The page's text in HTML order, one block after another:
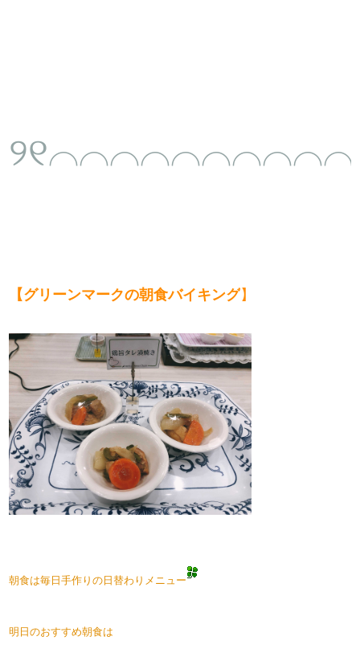
【グリーンマークの​​​朝食バイキング​】
​朝食は毎日手作りの日替わりメニュー
明日のおすすめ朝食は